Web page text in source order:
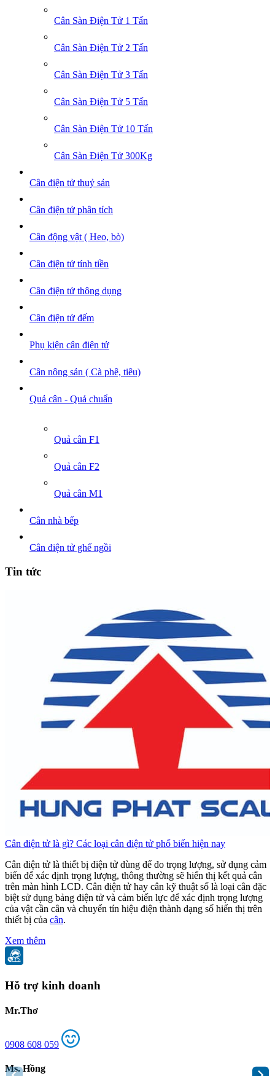
Cân Sàn Điện Tử 1 Tấn
Cân Sàn Điện Tử 2 Tấn
Cân Sàn Điện Tử 3 Tấn
Cân Sàn Điện Tử 5 Tấn
Cân Sàn Điện Tử 10 Tấn
Cân Sàn Điện Tử 300Kg
Cân điện tử thuỷ sản
Cân điện tử phân tích
Cân động vật ( Heo, bò)
Cân điện tử tính tiền
Cân điện tử thông dụng
Cân điện tử đếm
Phụ kiện cân điện tử
Cân nông sản ( Cà phê, tiêu)
Quả cân - Quả chuẩn
Quả cân F1
Quả cân F2
Quả cân M1
Cân nhà bếp
Cân điện tử ghế ngồi
Tin tức
Cân điện tử là gì? Các loại cân điện tử phổ biến hiện nay
Cân điện tử là thiết bị điện tử dùng để đo trọng lượng, sử dụng cảm
biến để xác định trọng lượng, thông thường sẽ hiển thị kết quả cân
trên màn hình LCD. Cân điện tử hay cân kỹ thuật số là loại cân đặc
biệt sử dụng bảng điện tử và cảm biến lực để xác định trọng lượng
của vật cần cân và chuyển tín hiệu điện thành dạng số hiển thị trên
thiết bị của cân.
Xem thêm
Hỗ trợ kinh doanh
Mr.Thơ
0908 608 059
Ms. Hồng